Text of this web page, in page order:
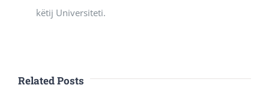
këtij Universiteti.
Related Posts